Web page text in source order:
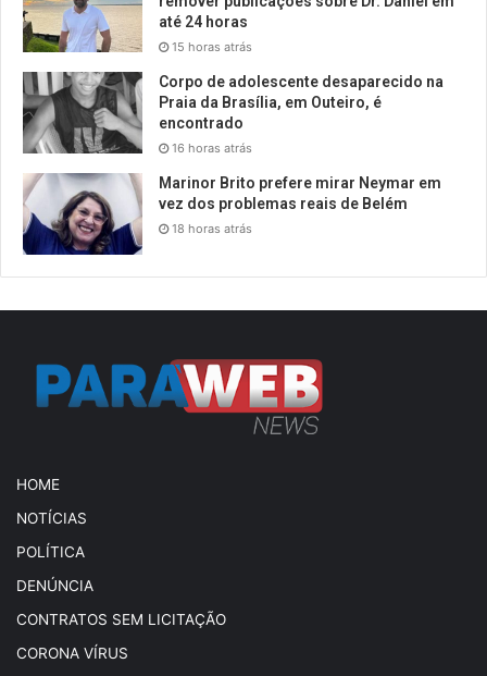
até 24 horas
15 horas atrás
Corpo de adolescente desaparecido na
Praia da Brasília, em Outeiro, é
encontrado
16 horas atrás
Marinor Brito prefere mirar Neymar em
vez dos problemas reais de Belém
18 horas atrás
HOME
NOTÍCIAS
POLÍTICA
DENÚNCIA
CONTRATOS SEM LICITAÇÃO
CORONA VÍRUS